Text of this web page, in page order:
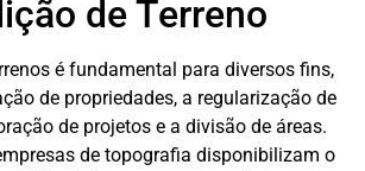
de Terreno
é fundamental para diversos fins,
de propriedades, a regularização de
de projetos e a divisão de áreas.
de topografia disponibilizam o